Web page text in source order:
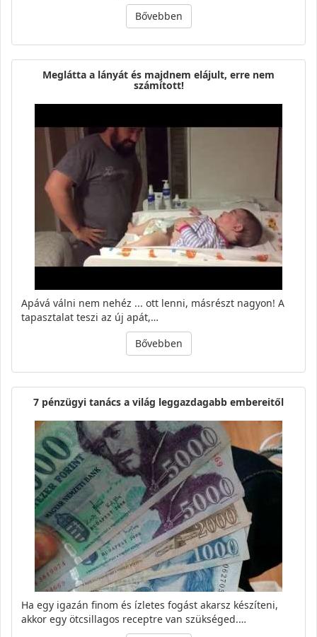
Bővebben
Meglátta a lányát és majdnem elájult, erre nem
számított!
Apává válni nem nehéz ... ott lenni, másrészt nagyon! A
tapasztalat teszi az új apát,…
Bővebben
7 pénzügyi tanács a világ leggazdagabb embereitől
Ha egy igazán finom és ízletes fogást akarsz készíteni,
akkor egy ötcsillagos receptre van szükséged.…